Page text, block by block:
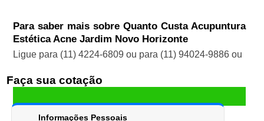
Para saber mais sobre Quanto Custa Acupuntura
Estética Acne Jardim Novo Horizonte
Ligue para (11) 4224-6809 ou para (11) 94024-9886ou
Faça sua cotação
Informações Pessoais